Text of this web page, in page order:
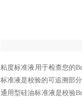
粘度标准液用于检查您的
标准液是校验的可追溯部
通用型硅油标准液是校验